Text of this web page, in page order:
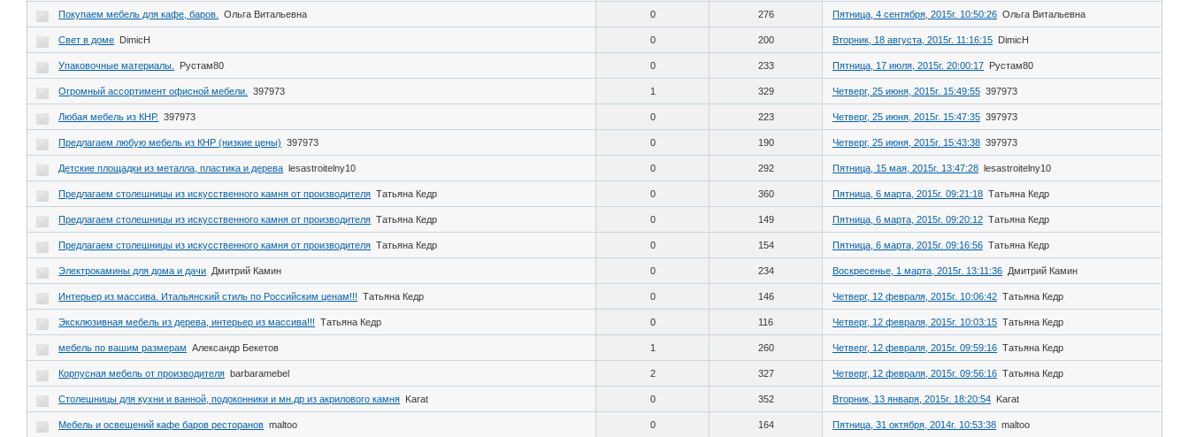
Покупаем мебель для кафе, баров. Ольга Витальевна 0 276 Пятница, 4 сентября, 2015г. 10:50:26 Ольга Витальевна
Свет в доме DimicH 0 200 Вторник, 18 августа, 2015г. 11:16:15 DimicH
Упаковочные материалы. Рустам80 0 233 Пятница, 17 июля, 2015г. 20:00:17 Рустам80
Огромный ассортимент офисной мебели. 397973 1 329 Четверг, 25 июня, 2015г. 15:49:55 397973
Любая мебель из КНР. 397973 0 223 Четверг, 25 июня, 2015г. 15:47:35 397973
Предлагаем любую мебель из КНР (низкие цены) 397973 0 190 Четверг, 25 июня, 2015г. 15:43:38 397973
Детские площадки из металла, пластика и дерева lesastroitelny10 0 292 Пятница, 15 мая, 2015г. 13:47:28 lesastroitelny10
Предлагаем столешницы из искусственного камня от производителя Татьяна Кедр 0 360 Пятница, 6 марта, 2015г. 09:21:18 Татьяна Кедр
Предлагаем столешницы из искусственного камня от производителя Татьяна Кедр 0 149 Пятница, 6 марта, 2015г. 09:20:12 Татьяна Кедр
Предлагаем столешницы из искусственного камня от производителя Татьяна Кедр 0 154 Пятница, 6 марта, 2015г. 09:16:56 Татьяна Кедр
Электрокамины для дома и дачи Дмитрий Камин 0 234 Воскресенье, 1 марта, 2015г. 13:11:36 Дмитрий Камин
Интерьер из массива. Итальянский стиль по Российским ценам!!! Татьяна Кедр 0 146 Четверг, 12 февраля, 2015г. 10:06:42 Татьяна Кедр
Эксклюзивная мебель из дерева, интерьер из массива!!! Татьяна Кедр 0 116 Четверг, 12 февраля, 2015г. 10:03:15 Татьяна Кедр
мебель по вашим размерам Александр Бекетов 1 260 Четверг, 12 февраля, 2015г. 09:59:16 Татьяна Кедр
Корпусная мебель от производителя barbaramebel 2 327 Четверг, 12 февраля, 2015г. 09:56:16 Татьяна Кедр
Столешницы для кухни и ванной, подоконники и мн.др из акрилового камня Karat 0 352 Вторник, 13 января, 2015г. 18:20:54 Karat
Мебель и освещений кафе баров ресторанов maltoo 0 164 Пятница, 31 октября, 2014г. 10:53:38 maltoo